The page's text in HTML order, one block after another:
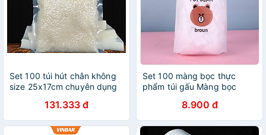
Set 100 túi hút chân không
size 25x17cm chuyên dụng
131.333 đ
Set 100 màng bọc thực
phẩm túi gấu Màng bọc
đồ ăn co giãn tái sử dụng
GD435-MangBocTP - Hàng
loại 1 chính hãng MINIIN
8.900 đ